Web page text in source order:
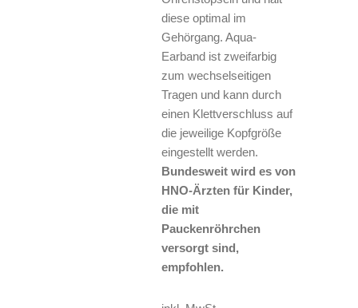
diese optimal im
Gehörgang. Aqua-
Earband ist zweifarbig
zum wechselseitigen
Tragen und kann durch
einen Klettverschluss auf
die jeweilige Kopfgröße
eingestellt werden.
Bundesweit wird es von
HNO-Ärzten für Kinder,
die mit
Pauckenröhrchen
versorgt sind,
empfohlen.